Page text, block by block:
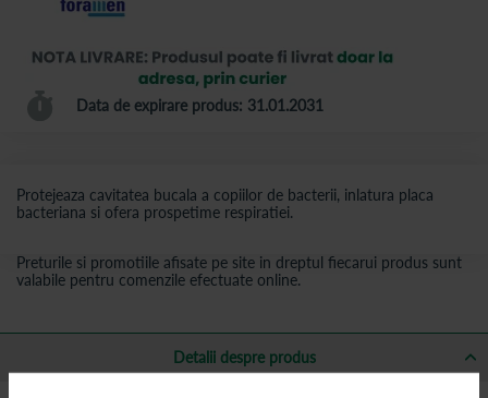
Data de expirare produs: 31.01.2031
Protejeaza cavitatea bucala a copiilor de bacterii, inlatura placa
bacteriana si ofera prospetime respiratiei.
Preturile si promotiile afisate pe site in dreptul fiecarui produs sunt
valabile pentru comenzile efectuate online.
Detalii despre produs